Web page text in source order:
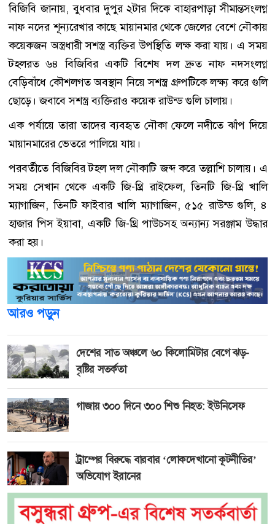
বিজিবি জানায়, বুধবার দুপুর ২টার দিকে বাহারপাড়া সীমান্তসংলগ্ন
নাফ নদের শূন্যরেখার কাছে মায়ানমার থেকে জেলের বেশে নৌকায়
কয়েকজন অস্ত্রধারী সশস্ত্র ব্যক্তির উপস্থিতি লক্ষ করা যায়। এ সময়
টহলরত ৬৪ বিজিবির একটি বিশেষ দল দ্রুত নাফ নদসংলগ্ন
বেড়িবাঁধে কৌশলগত অবস্থান নিয়ে সশস্ত্র গ্রুপটিকে লক্ষ্য করে গুলি
ছোড়ে। জবাবে সশস্ত্র ব্যক্তিরাও কয়েক রাউন্ড গুলি চালায়।
এক পর্যায়ে তারা তাদের ব্যবহৃত নৌকা ফেলে নদীতে ঝাঁপ দিয়ে
মায়ানমারের ভেতরে পালিয়ে যায়।
পরবর্তীতে বিজিবির টহল দল নৌকাটি জব্দ করে তল্লাশি চালায়। এ
সময় সেখান থেকে একটি জি-থ্রি রাইফেল, তিনটি জি-থ্রি খালি
ম্যাগাজিন, তিনটি ফাইবার খালি ম্যাগাজিন, ৫১৫ রাউন্ড গুলি, ৪
হাজার পিস ইয়াবা, একটি জি-থ্রি পাউচসহ অন্যান্য সরঞ্জাম উদ্ধার
করা হয়।
আরও পড়ুন
দেশের সাত অঞ্চলে ৬০ কিলোমিটার বেগে ঝড়-
বৃষ্টির সতর্কতা
গাজায় ৩০০ দিনে ৩০০ শিশু নিহত: ইউনিসেফ
ট্রাম্পের বিরুদ্ধে বারবার ‘লোকদেখানো কূটনীতির’
অভিযোগ ইরানের